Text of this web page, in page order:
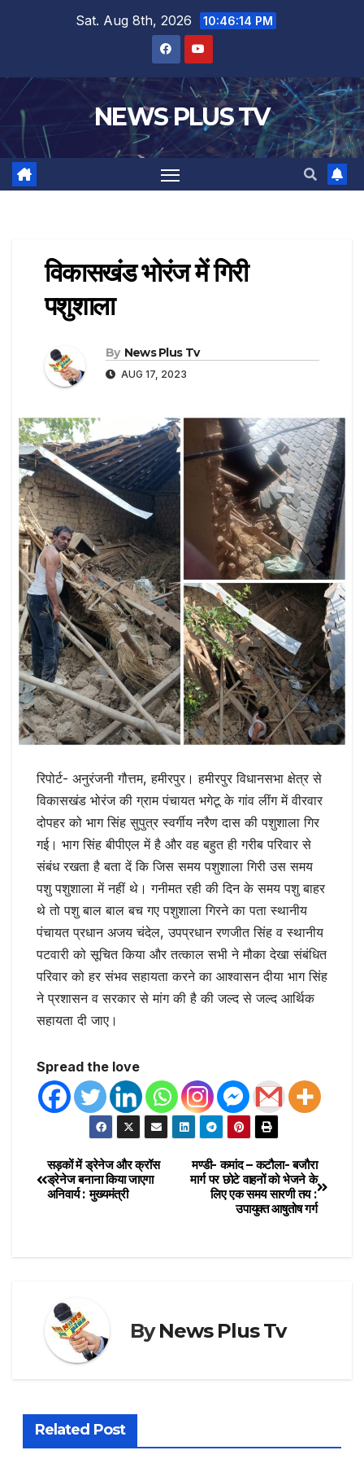
Sat. Aug 8th, 2026 10:46:14 PM
NEWS PLUS TV
विकासखंड भोरंज में गिरी
पशुशाला
By News Plus Tv
AUG 17, 2023
रिपोर्ट- अनुरंजनी गौत्तम, हमीरपुर। हमीरपुर विधानसभा क्षेत्र से
विकासखंड भोरंज की ग्राम पंचायत भगेटू के गांव लींग में वीरवार
दोपहर को भाग सिंह सुपुत्र स्वर्गीय नरैण दास की पशुशाला गिर
गई। भाग सिंह बीपीएल में है और वह बहुत ही गरीब परिवार से
संबंध रखता है बता दें कि जिस समय पशुशाला गिरी उस समय
पशु पशुशाला में नहीं थे। गनीमत रही की दिन के समय पशु बाहर
थे तो पशु बाल बाल बच गए पशुशाला गिरने का पता स्थानीय
पंचायत प्रधान अजय चंदेल, उपप्रधान रणजीत सिंह व स्थानीय
पटवारी को सूचित किया और तत्काल सभी ने मौका देखा संबंधित
परिवार को हर संभव सहायता करने का आश्वासन दीया भाग सिंह
ने प्रशासन व सरकार से मांग की है की जल्द से जल्द आर्थिक
सहायता दी जाए।
Spread the love
मण्डी- कमांद – कटौला- बजौरा
मार्ग पर छोटे वाहनों को भेजने के
लिए एक समय सारणी तय :
उपायुक्त आषुतोष गर्ग
सड़कों में ड्रेनेज और क्रॉस
ड्रेनेज बनाना किया जाएगा
अनिवार्य : मुख्यमंत्री
ByNews Plus Tv
Related Post